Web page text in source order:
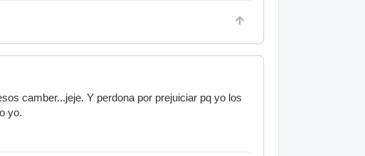
camber...jeje. Y perdona por prejuiciar pq yo los
yo.